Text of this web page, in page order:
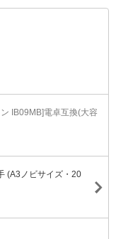
IB09MB]電卓互換(大容
(A3ノビサイズ・20